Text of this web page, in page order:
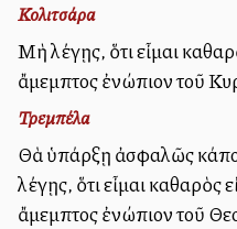
Κολιτσάρα
Μὴ λέγῃς, ὅτι εἶμαι
ἄμεμπτος ἐνώπιον τοῦ
Τρεμπέλα
Θὰ ὑπάρξῃ ἀσφαλῶς
λέγῃς, ὅτι εἶμαι καθαρὸς
ἄμεμπτος ἐνώπιον τοῦ